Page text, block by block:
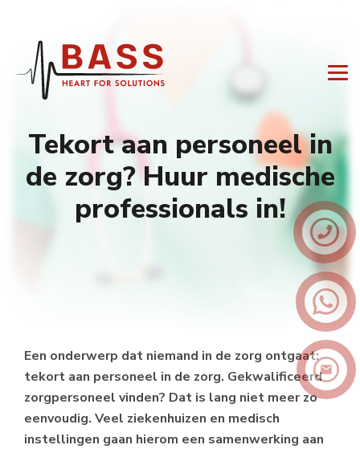
Tekort aan personeel in
de zorg? Huur medische
professionals in!
Een onderwerp dat niemand in de zorg ontgaat:
tekort aan personeel in de zorg. Gekwalificeerd
zorgpersoneel vinden? Dat is lang niet meer zo
eenvoudig. Veel ziekenhuizen en medisch
instellingen gaan hierom een samenwerking aan